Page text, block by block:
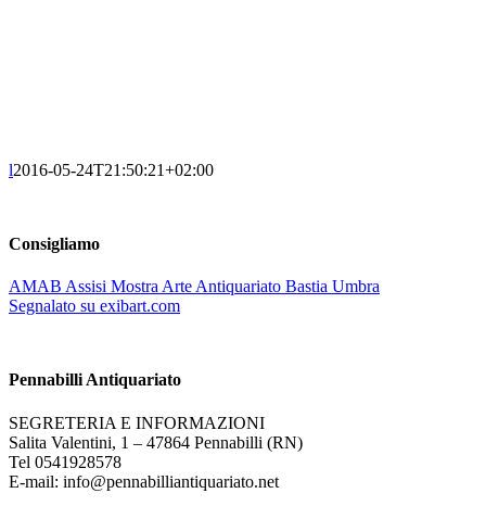
l2016-05-24T21:50:21+02:00
Consigliamo
AMAB Assisi Mostra Arte Antiquariato Bastia Umbra
Segnalato su exibart.com
Pennabilli Antiquariato
SEGRETERIA E INFORMAZIONI
Salita Valentini, 1 – 47864 Pennabilli (RN)
Tel 0541928578
E-mail: info@pennabilliantiquariato.net